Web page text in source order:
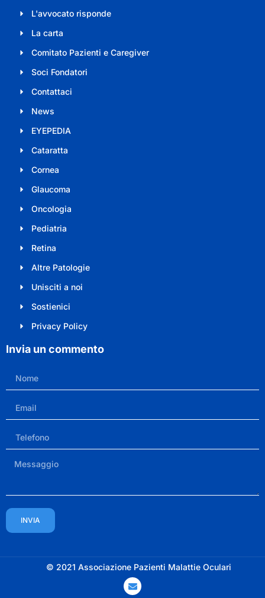
L'avvocato risponde
La carta
Comitato Pazienti e Caregiver
Soci Fondatori
Contattaci
News
EYEPEDIA
Cataratta
Cornea
Glaucoma
Oncologia
Pediatria
Retina
Altre Patologie
Unisciti a noi
Sostienici
Privacy Policy
Invia un commento
INVIA
© 2021 Associazione Pazienti Malattie Oculari